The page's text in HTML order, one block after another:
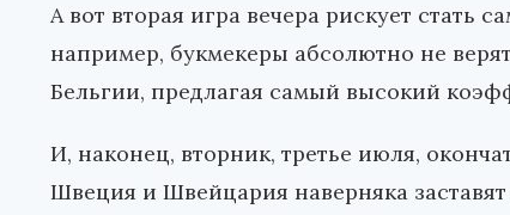
А вот вторая игра вечера рискует стать
например, букмекеры абсолютно не
Бельгии, предлагая самый высокий
И, наконец, вторник, третье июля,
Швеция и Швейцария наверняка